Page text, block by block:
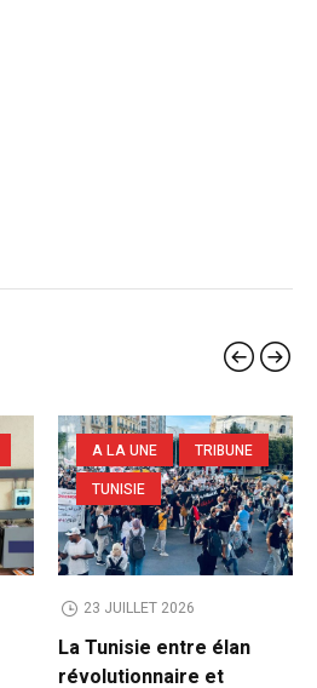
A LA UNE
TRIBUNE
TUNISIE
23 JUILLET 2026
La Tunisie entre élan
révolutionnaire et